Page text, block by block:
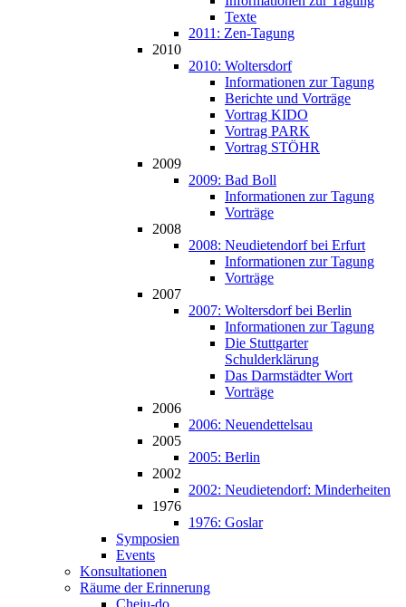
Texte
2011: Zen-Tagung
2010
2010: Woltersdorf
Informationen zur Tagung
Berichte und Vorträge
Vortrag KIDO
Vortrag PARK
Vortrag STÖHR
2009
2009: Bad Boll
Informationen zur Tagung
Vorträge
2008
2008: Neudietendorf bei Erfurt
Informationen zur Tagung
Vorträge
2007
2007: Woltersdorf bei Berlin
Informationen zur Tagung
Die Stuttgarter
Schulderklärung
Das Darmstädter Wort
Vorträge
2006
2006: Neuendettelsau
2005
2005: Berlin
2002
2002: Neudietendorf: Minderheiten
1976
1976: Goslar
Symposien
Events
Konsultationen
Räume der Erinnerung
Cheju-do